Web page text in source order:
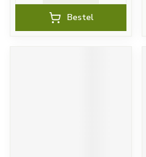
Bestel